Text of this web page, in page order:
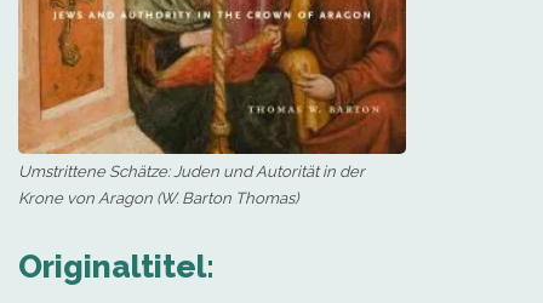
Umstrittene Schätze: Juden und Autorität in der
Krone von Aragon (W. Barton Thomas)
Originaltitel: